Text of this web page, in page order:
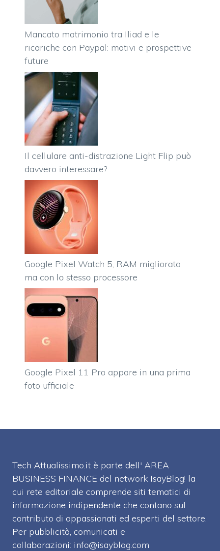
Mancato matrimonio tra Iliad e le
ricariche con Paypal: motivi e prospettive
future
Il cellulare anti-distrazione Light Flip può
davvero interessare?
Google Pixel Watch 5, RAM migliorata
ma con lo stesso processore
Google Pixel 11 Pro appare in una prima
foto ufficiale
Tech Attualissimo.it è parte dell' AREA
BUSINESS FINANCE del network IsayBlog! la
cui rete editoriale comprende siti tematici di
informazione indipendente che contano sul
contributo di appassionati ed esperti del settore.
Per pubblicità, comunicati e
collaborazioni: info@isayblog.com